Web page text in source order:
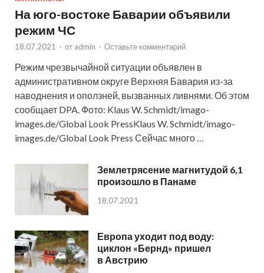
На юго-востоке Баварии объявили
режим ЧС
18.07.2021 - от admin - Оставьте комментарий
Режим чрезвычайной ситуации объявлен в
административном округе Верхняя Бавария из-за
наводнения и оползней, вызванных ливнями. Об этом
сообщает DPA. Фото: Klaus W. Schmidt/imago-
images.de/Global Look PressKlaus W. Schmidt/imago-
images.de/Global Look Press Сейчас много …
Землетрясение магнитудой 6,1
произошло в Панаме
18.07.2021
Европа уходит под воду:
циклон «Бернд» пришел
в Австрию